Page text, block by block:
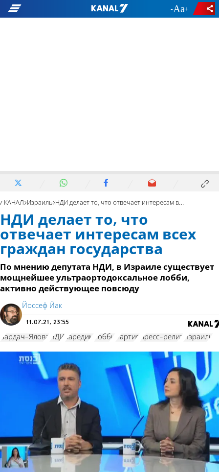
- +
7 КАНАЛ Израиль НДИ делает то, что отвечает интересам всех граждан государства
НДИ делает то, что
отвечает интересам всех
граждан государства
По мнению депутата НДИ, в Израиле существует
мощнейшее ультраортодоксальное лобби,
активно действующее повсюду
Йоссеф Йак
11.07.21, 23:55
Бардач-Ялова НДИ харедим лобби партия пресс-релиз Израиль